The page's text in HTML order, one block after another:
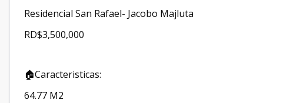
Residencial San Rafael- Jacobo Majluta
RD$3,500,000
🏠Caracteristicas:
64.77 M2